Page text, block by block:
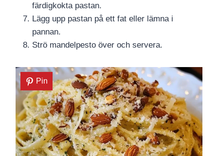
färdigkokta pastan.
Lägg upp pastan på ett fat eller lämna i
pannan.
Strö mandelpesto över och servera.
Pin